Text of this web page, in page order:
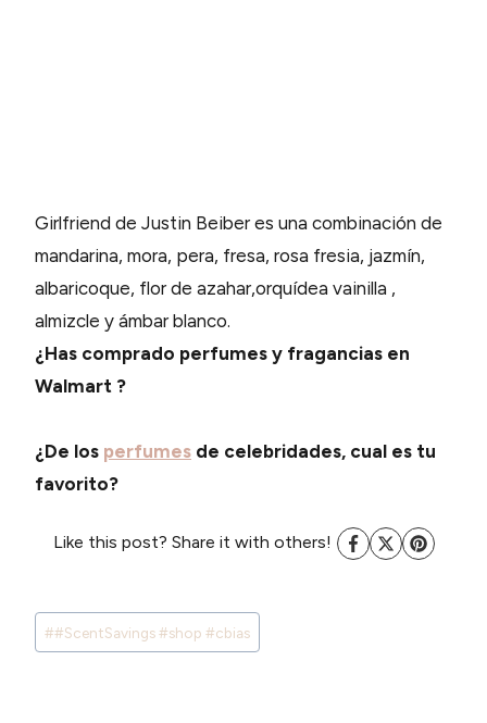
Girlfriend de Justin Beiber es una combinación de
mandarina, mora, pera, fresa, rosa fresia, jazmín,
albaricoque, flor de azahar,orquídea vainilla ,
almizcle y ámbar blanco.
¿Has comprado perfumes y fragancias en
Walmart ?
¿De los perfumes de celebridades, cual es tu
favorito?
Like this post? Share it with others!
Tags
de
##ScentSavings #shop #cbias